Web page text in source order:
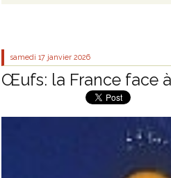
samedi 17 janvier 2026
Œufs: la France face